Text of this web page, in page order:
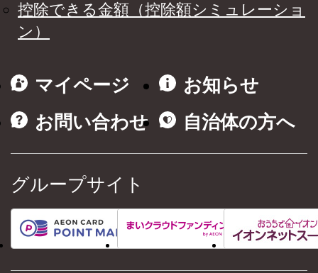
控除できる金額（控除額シミュレーショ
ン）
マイページ
お知らせ
お問い合わせ
自治体の方へ
グループサイト